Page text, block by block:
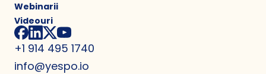
Webinarii
Videouri
+1 914 495 1740
info@yespo.io